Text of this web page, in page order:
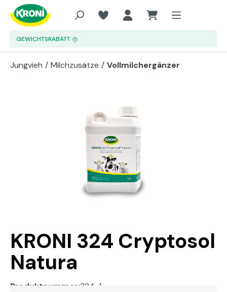
Zum Hauptinhalt springen
GEWICHTSRABATT
Jungvieh / Milchzusätze / Vollmilchergänzer
KRONI 324 Cryptosol
Natura
Produktnummer:324-1